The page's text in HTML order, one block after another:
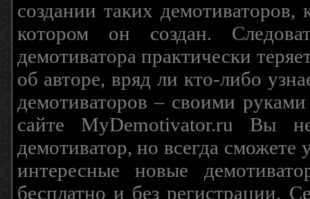
создании таких
котором он создан.
демотиватора практически
об авторе, вряд ли кто-либо
демотиваторов – своими
сайте MyDemotivator.ru Вы
демотиватор, но всегда сможете
интересные новые
бесплатно и без регистрации.